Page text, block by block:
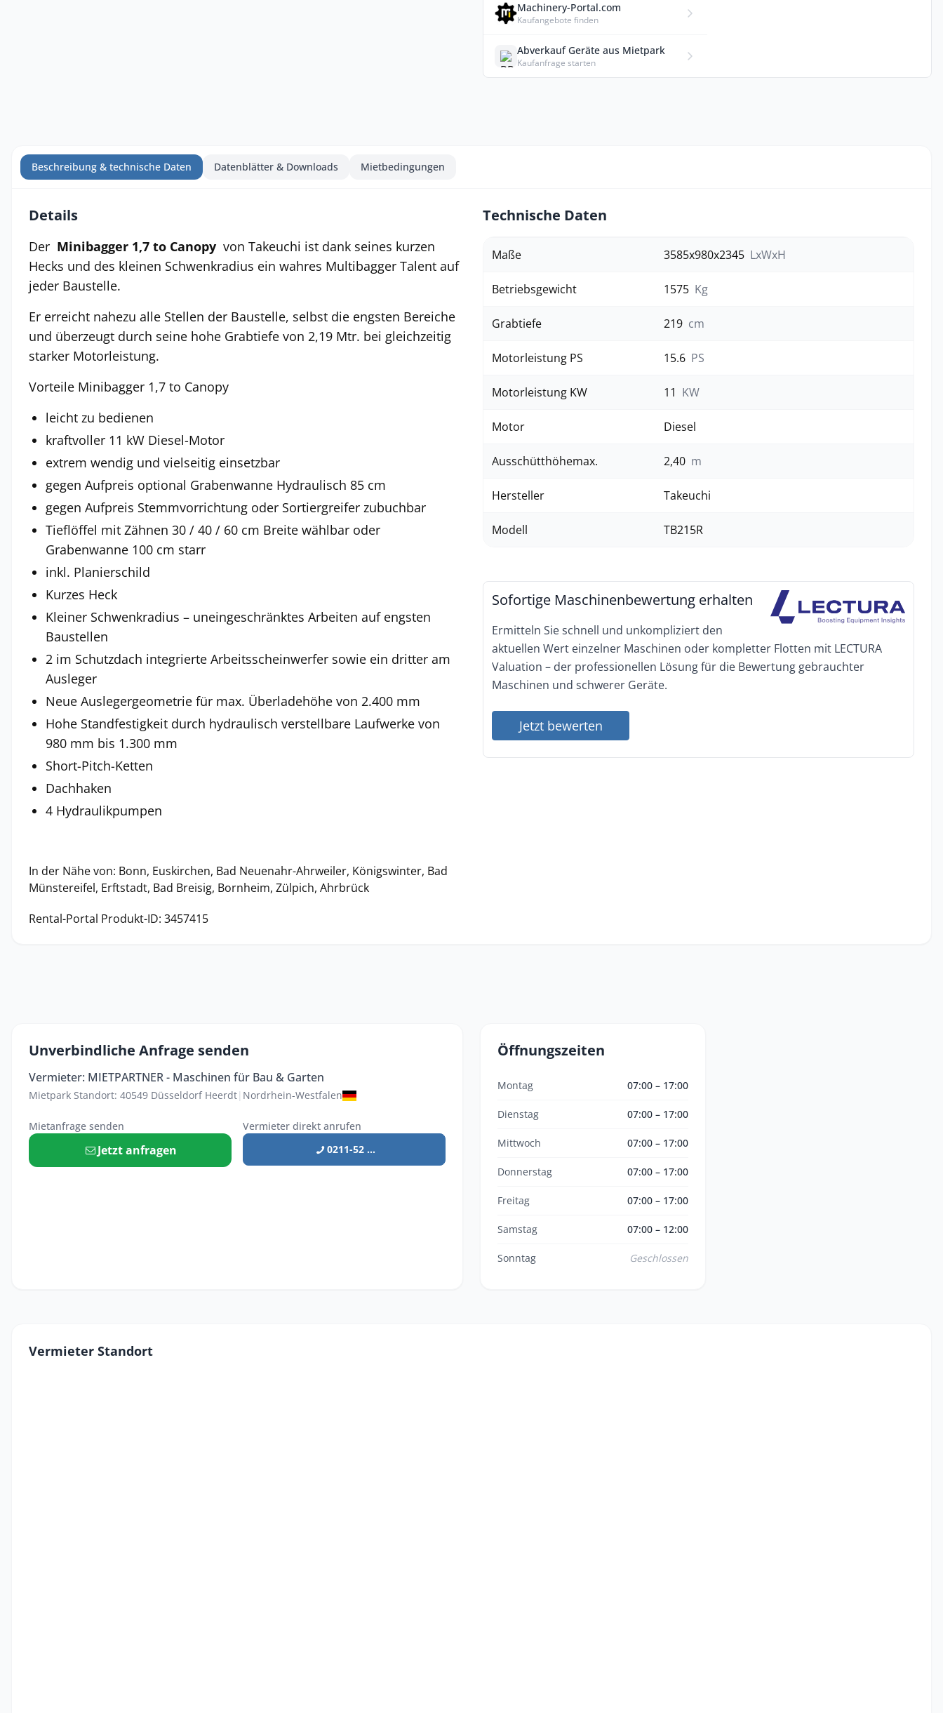
Machinery-Portal.com
Kaufangebote finden
Abverkauf Geräte aus Mietpark
Kaufanfrage starten
Beschreibung & technische Daten Datenblätter & Downloads Mietbedingungen
Details
Der Minibagger 1,7 to Canopy von Takeuchi ist dank seines kurzen
Hecks und des kleinen Schwenkradius ein wahres Multibagger Talent auf
jeder Baustelle.
Er erreicht nahezu alle Stellen der Baustelle, selbst die engsten Bereiche
und überzeugt durch seine hohe Grabtiefe von 2,19 Mtr. bei gleichzeitig
starker Motorleistung.
Vorteile Minibagger 1,7 to Canopy
leicht zu bedienen
kraftvoller 11 kW Diesel-Motor
extrem wendig und vielseitig einsetzbar
gegen Aufpreis optional Grabenwanne Hydraulisch 85 cm
gegen Aufpreis Stemmvorrichtung oder Sortiergreifer zubuchbar
Tieflöffel mit Zähnen 30 / 40 / 60 cm Breite wählbar oder
Grabenwanne 100 cm starr
inkl. Planierschild
Kurzes Heck
Kleiner Schwenkradius – uneingeschränktes Arbeiten auf engsten
Baustellen
2 im Schutzdach integrierte Arbeitsscheinwerfer sowie ein dritter am
Ausleger
Neue Auslegergeometrie für max. Überladehöhe von 2.400 mm
Hohe Standfestigkeit durch hydraulisch verstellbare Laufwerke von
980 mm bis 1.300 mm
Short-Pitch-Ketten
Dachhaken
4 Hydraulikpumpen
In der Nähe von: Bonn, Euskirchen, Bad Neuenahr-Ahrweiler, Königswinter, Bad
Münstereifel, Erftstadt, Bad Breisig, Bornheim, Zülpich, Ahrbrück
Rental-Portal Produkt-ID: 3457415
Technische Daten
Maße 3585x980x2345 LxWxH
Betriebsgewicht 1575 Kg
Grabtiefe 219 cm
Motorleistung PS 15.6 PS
Motorleistung KW 11 KW
Motor Diesel
Ausschütthöhemax. 2,40 m
Hersteller Takeuchi
Modell TB215R
Sofortige Maschinenbewertung erhalten
Ermitteln Sie schnell und unkompliziert den
aktuellen Wert einzelner Maschinen oder kompletter Flotten mit LECTURA
Valuation – der professionellen Lösung für die Bewertung gebrauchter
Maschinen und schwerer Geräte.
Jetzt bewerten
Unverbindliche Anfrage senden
Vermieter: MIETPARTNER - Maschinen für Bau & Garten
Mietpark Standort: 40549 Düsseldorf Heerdt| Nordrhein-Westfalen
Mietanfrage senden
Jetzt anfragen
Vermieter direkt anrufen
0211-52 ...
Öffnungszeiten
Montag 07:00 – 17:00
Dienstag 07:00 – 17:00
Mittwoch 07:00 – 17:00
Donnerstag 07:00 – 17:00
Freitag 07:00 – 17:00
Samstag 07:00 – 12:00
Sonntag Geschlossen
Vermieter Standort